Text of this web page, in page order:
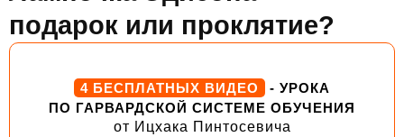
подарок или проклятие?
4 БЕСПЛАТНЫХ ВИДЕО
- УРОКА
ПО ГАРВАРДСКОЙ СИСТЕМЕ ОБУЧЕНИЯ
от Ицхака Пинтосевича